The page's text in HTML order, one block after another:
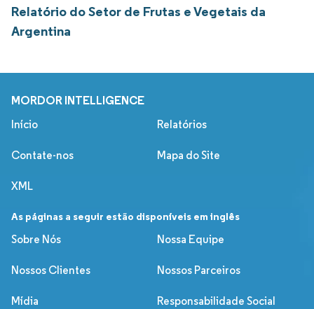
Relatório do Setor de Frutas e Vegetais da
Argentina
MORDOR INTELLIGENCE
Início Relatórios
Contate-nos Mapa do Site
XML
As páginas a seguir estão disponíveis em inglês
Sobre Nós
Nossa Equipe
Nossos Clientes Nossos Parceiros
Mídia Responsabilidade Social